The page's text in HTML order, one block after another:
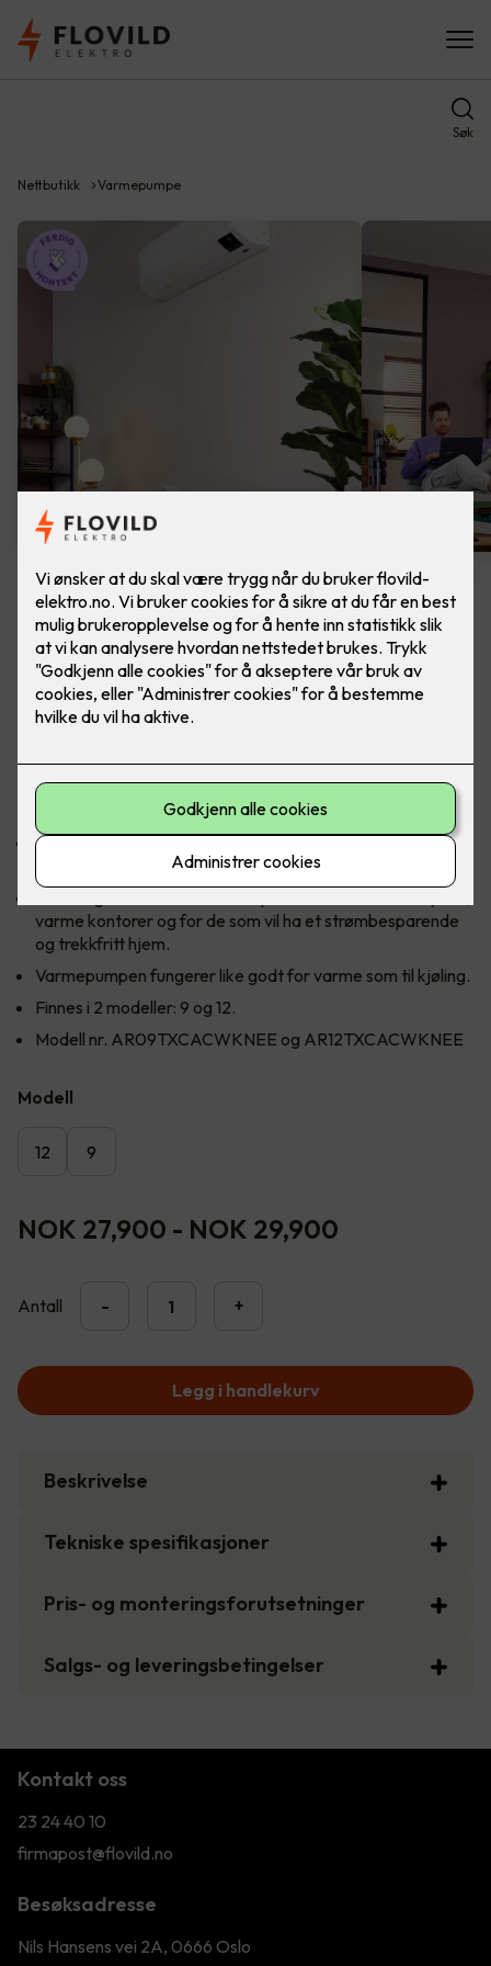
Søk
Nettbutikk Varmepumpe
Samsung Nordic Geo
WindFree™️ Varmepumpe
Wind-Free ™ opprettholder en behagelig
montering. Finnes i 2 modeller: 9 og 12.
Nye Samsung Nordic Wind-Free ™ er utviklet for vårt
nordiske klima, og er tilpasset alle våre fire årstider.
varme kontorer og for de som vil ha et strømbesparende
og trekkfritt hjem.
Varmepumpen fungerer like godt for varme som til kjøling.
Finnes i 2 modeller: 9 og 12.
Modell nr. AR09TXCACWKNEE og AR12TXCACWKNEE
Modell
12 9
NOK 27,900 - NOK 29,900
Antall - +
Legg i handlekurv
Beskrivelse
Tekniske spesifikasjoner
Pris- og monteringsforutsetninger
Salgs- og leveringsbetingelser
Kontakt oss
23 24 40 10
firmapost@flovild.no
Besøksadresse
Nils Hansens vei 2A, 0666 Oslo